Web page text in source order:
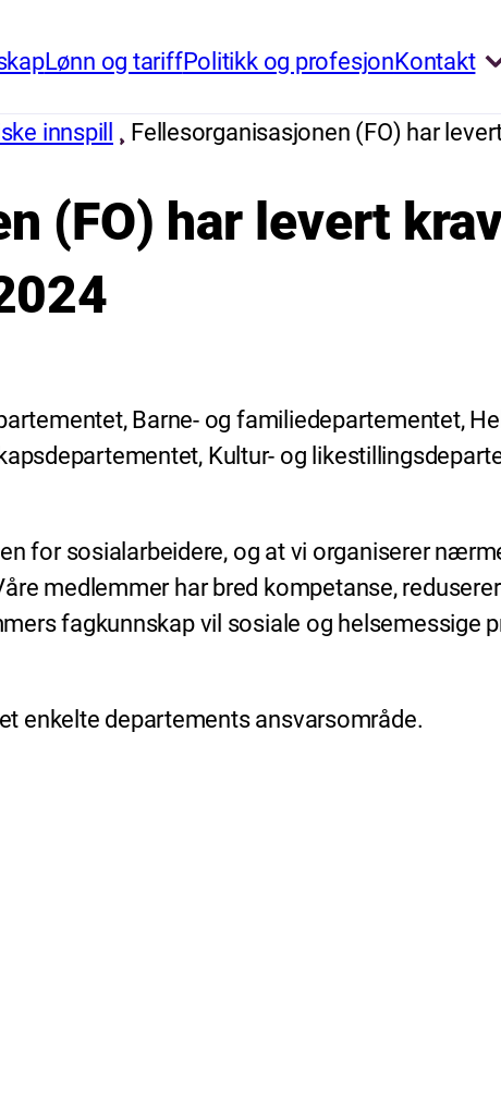
Lønn og tariffPolitikk og profesjonKontakt
innspill Fellesorganisasjonen (FO) har
(FO) har levert
Barne- og familiedepartementet,
Kultur- og
for sosialarbeidere, og at vi organiserer
medlemmer har bred kompetanse,
fagkunnskap vil sosiale og helsemessige
enkelte departements ansvarsområde.